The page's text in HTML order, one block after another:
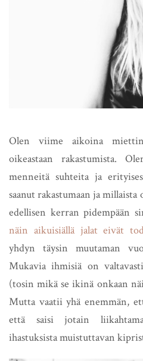
Olen viime aikoina
oikeastaan rakastumista.
menneitä suhteita ja
saanut rakastumaan ja
edellisen kerran pidempään
näin aikuisiällä jalat eivät
yhdyn täysin muutaman
Mukavia ihmisiä on
(tosin mikä se ikinä onkaan
Mutta vaatii yhä enemmän,
että saisi jotain
ihastuksista muistuttavan